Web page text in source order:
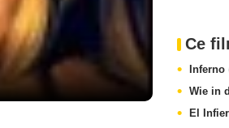
Ce
Inferno
Wie in
El